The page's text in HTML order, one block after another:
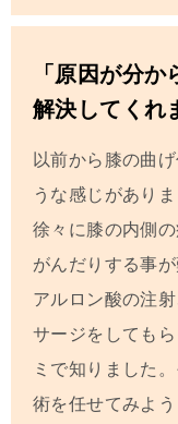
「原因が分か
解決してくれ
以前から膝の曲
うな感じがあり
徐々に膝の内側
がんだりする事
アルロン酸の注
サージをしても
ミで知りました。
術を任せてみよう